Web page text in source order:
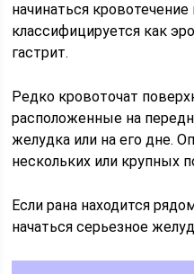
начинаться
классифицируется как
гастрит.
Редко кровоточат
расположенные на
желудка или на его дне.
нескольких или крупных
Если рана находится
начаться серьезное